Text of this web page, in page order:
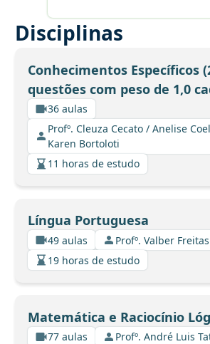
Disciplinas
Conhecimentos Específicos
questões com peso de 1,0
36 aulas
Profº. Cleuza Cecato / Anelise
Karen Bortoloti
11 horas de estudo
Língua Portuguesa
49 aulas
Profº. Valber
19 horas de estudo
Matemática e Raciocínio
77 aulas
Profº. André Luis